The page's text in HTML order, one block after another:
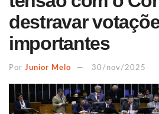
destravar
importantes
Por Junior Melo 30/nov/2025